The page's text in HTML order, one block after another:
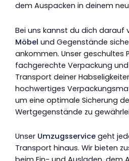
dem Auspacken in deinem
Bei uns kannst du dich darauf
Möbel und Gegenstände
ankommen. Unser geschultes
fachgerechte Verpackung
Transport deiner
hochwertiges
um eine optimale Sicherung
Wertgegenstände zu
Unser Umzugsservice geht
Transport hinaus. Wir bieten